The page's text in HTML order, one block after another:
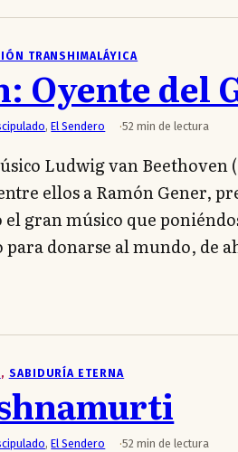
TRANSHIMALÁYICA
Oyente del
,El Sendero 52 min de lectura
Ludwig van Beethoven
ellos a Ramón Gener,
gran músico que
para donarse al mundo, de
, SABIDURÍA ETERNA
,El Sendero 52 min de lectura